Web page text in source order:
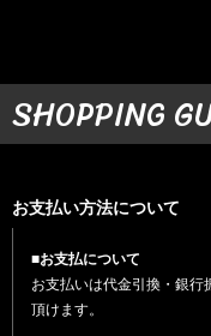
SHOPPING
お支払い方法について
■お支払について
お支払いは代金引換・銀
頂けます。